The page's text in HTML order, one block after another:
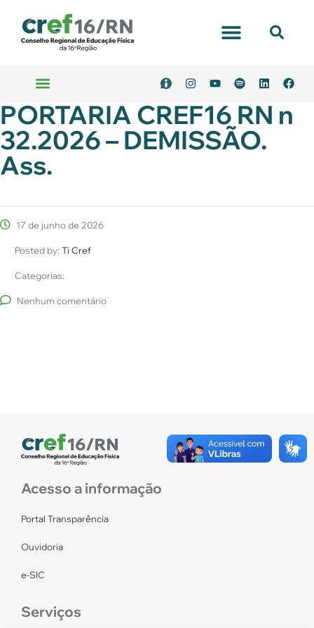
PORTARIA CREF16 RN n
32.2026 – DEMISSÃO.
Ass.
17 de junho de 2026
Posted by: Ti Cref
Categorias:
Nenhum comentário
Acesso a informação
Portal Transparência
Ouvidoria
e-SIC
Serviços